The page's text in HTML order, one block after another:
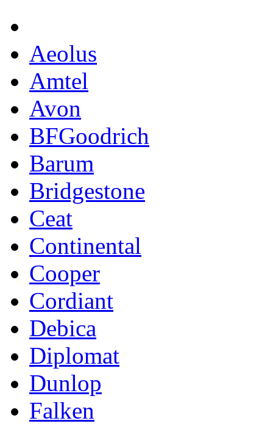
Aeolus
Amtel
Avon
BFGoodrich
Barum
Bridgestone
Ceat
Continental
Cooper
Cordiant
Debica
Diplomat
Dunlop
Falken